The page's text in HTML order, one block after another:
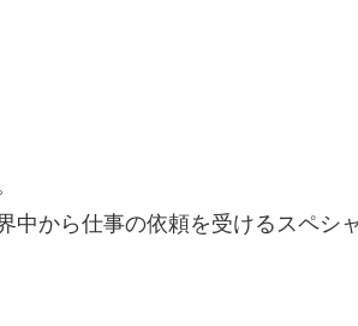
中から仕事の依頼を受けるスペシ